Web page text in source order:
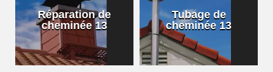
Réparation de
cheminée 13
Tubage de
cheminée 13